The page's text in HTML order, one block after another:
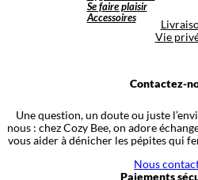
Se faire plaisir
Accessoires
Vie
Contactez-
Une question, un doute ou juste
nous : chez Cozy Bee, on adore
vous aider à dénicher les pépites qui
Nous
Paiements